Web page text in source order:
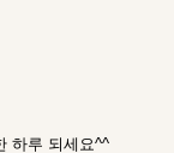
하루 되세요^^